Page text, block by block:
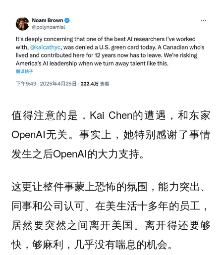
值得注意的是，Kai Chen的遭遇，和东家
OpenAI无关。事实上，她特别感谢了事情
发生之后OpenAI的大力支持。
这更让整件事蒙上恐怖的氛围，能力突出、
同事和公司认可、在美生活十多年的员工，
居然要突然之间离开美国。离开得还要够
快，够麻利，几乎没有喘息的机会。